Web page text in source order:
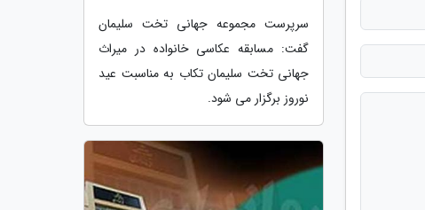
سرپرست مجموعه جهانی تخت سلیمان
گفت: مسابقه عکاسی خانواده در میراث
جهانی تخت سلیمان تکاب به مناسبت عید
نوروز برگزار می شود.